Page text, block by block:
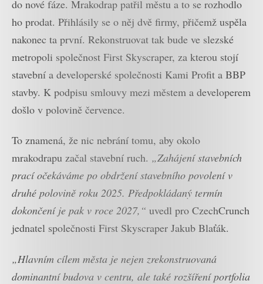
do nové fáze. Mrakodrap patřil městu a to se rozhodlo
ho prodat. Přihlásily se o něj dvě firmy, přičemž uspěla
nakonec ta první. Rekonstruovat tak bude ve slezské
metropoli společnost First Skyscraper, za kterou stojí
stavební a developerské společnosti Kami Profit a BBP
stavby. K podpisu smlouvy mezi městem a developerem
došlo v polovině července.
To znamená, že nic nebrání tomu, aby okolo
mrakodrapu začal stavební ruch. „Zahájení stavebních
prací očekáváme po obdržení stavebního povolení v
druhé polovině roku 2025. Předpokládaný termín
dokončení je pak v roce 2027,“ uvedl pro CzechCrunch
jednatel společnosti First Skyscraper Jakub Blaťák.
„Hlavním cílem města je nejen zrekonstruovaná
dominantní budova v centru, ale také rozšíření portfolia